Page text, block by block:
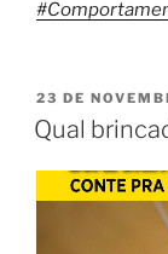
23 DE
Qual